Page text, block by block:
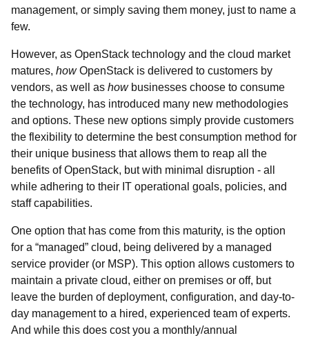
management, or simply saving them money, just to name a
few.
However, as OpenStack technology and the cloud market
matures, howOpenStack is delivered to customers by
vendors, as well as howbusinesses choose to consume
the technology, has introduced many new methodologies
and options. These new options simply provide customers
the flexibility to determine the best consumption method for
their unique business that allows them to reap all the
benefits of OpenStack, but with minimal disruption - all
while adhering to their IT operational goals, policies, and
staff capabilities.
One option that has come from this maturity, is the option
for a “managed” cloud, being delivered by a managed
service provider (or MSP). This option allows customers to
maintain a private cloud, either on premises or off, but
leave the burden of deployment, configuration, and day-to-
day management to a hired, experienced team of experts.
And while this does cost you a monthly/annual